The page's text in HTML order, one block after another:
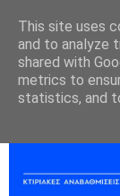
This site uses
and to analyze
shared with
metrics to
statistics, and